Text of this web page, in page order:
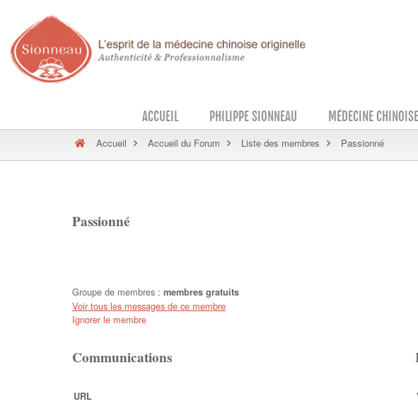
ACCUEIL PHILIPPE SIONNEAU MÉDECINE CHINOISE
Accueil Accueil du Forum Liste des membres Passionné
Passionné
Groupe de membres : membres gratuits
Voir tous les messages de ce membre
Ignorer le membre
Communications
URL